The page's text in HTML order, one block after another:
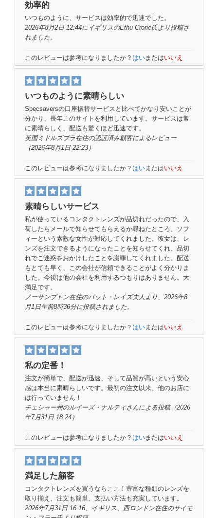
効率的
いつものように、サービスは効率的で迅速でした。
2026年8月2日 12:44にイギリスのEthu Crorie氏より投稿さ
れました。
このレビューは参考になりましたか？ はいまたはいいえ
いつものように素晴らしい
Specsaversの口座振替サービスと比べてかなり安いことが
分かり、長年このサイトを利用しています。サービスは常
に素晴らしく、配送も驚くほど迅速です。
英国ミドルズブラ在住の認証済み顧客によるレビュー
（2026年8月1日 22:23）
このレビューは参考になりましたか？ はいまたはいいえ
素晴らしいサービス
私が使っているコンタクトレンズが品切れだったので、入
荷したらメールで知らせてもらえるか尋ねたところ、ソフ
ィーという素敵な女性が対応してくれました。彼女は、レ
ンズを注文できるようになったことを知らせてくれ、品切
れでご迷惑をおかけしたことを謝罪してくれました。配送
もとても早く、この会社が信頼できることがよく分かりま
した。今後は他の会社を利用するつもりはありません。大
満足です。
ノーサンプトン在住のパット・レイズ夫人 より、2026年8
月1日午前8時36分に投稿されました。
このレビューは参考になりましたか？ はいまたはいいえ
私の定番！
注文が簡単で、配送が迅速、そして品質が高いという安心
感は本当に素晴らしいです。最初の注文以来、他のお店に
は行っていません！
チェシャー州のルイーズ・ナルティさんによる投稿（2026
年7月31日 18:24）
このレビューは参考になりましたか？ はいまたはいいえ
満足した顧客
コンタクトレンズを買うならここ！豊富な種類のレンズを
取り揃え、注文も簡単、支払い方法も充実しています。
2026年7月31日 16:16、イギリス、西ロンドン在住のサイモ